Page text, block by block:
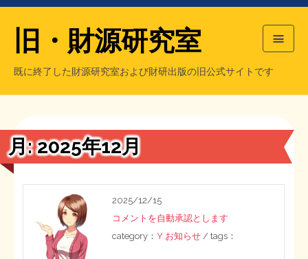
【国の、本当の】財源チラシ／旧・財源研究室
もっと知りたい方へ
旧・財源研究室
既に終了した財源研究室および財研出版の旧公式サイトです
旧・財源研究室について
チラシ発行部数
旧・財研出版について
月:2025年12月
2025/12/15
コメントを自動承認とします
category：Y お知らせ / tags：